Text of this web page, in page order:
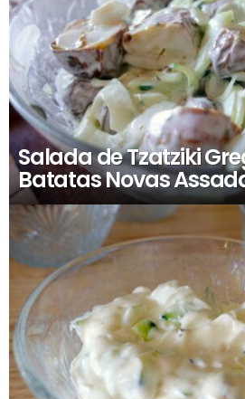
Salada de Tzatziki
Batatas Novas